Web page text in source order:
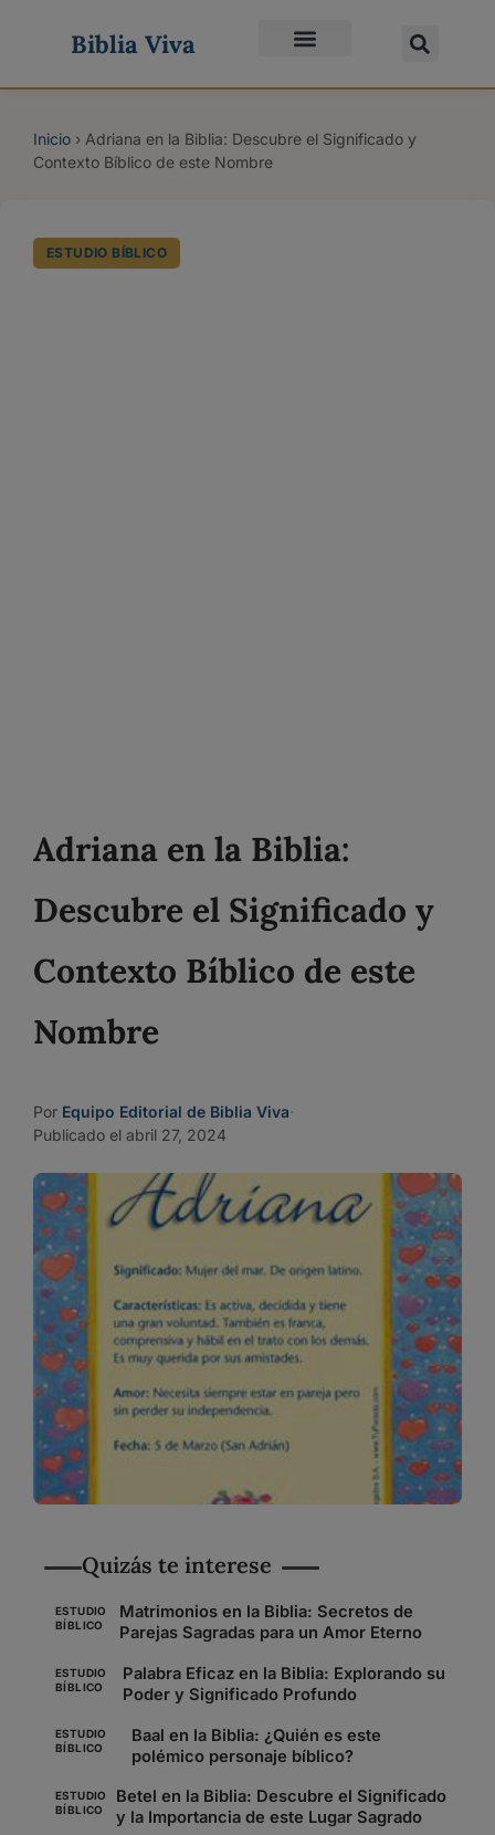
Biblia Viva
Inicio › Adriana en la Biblia: Descubre el Significado y
Contexto Bíblico de este Nombre
ESTUDIO BÍBLICO
Adriana en la Biblia:
Descubre el Significado y
Contexto Bíblico de este
Nombre
Por Equipo Editorial de Biblia Viva·
Publicado el abril 27, 2024
Quizás te interese
ESTUDIO
BÍBLICO
Matrimonios en la Biblia: Secretos de
Parejas Sagradas para un Amor Eterno
ESTUDIO
BÍBLICO
Palabra Eficaz en la Biblia: Explorando su
Poder y Significado Profundo
ESTUDIO
BÍBLICO
Baal en la Biblia: ¿Quién es este
polémico personaje bíblico?
ESTUDIO
BÍBLICO
Betel en la Biblia: Descubre el Significado
y la Importancia de este Lugar Sagrado